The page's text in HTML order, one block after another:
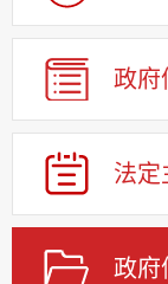
政府
法定
政府